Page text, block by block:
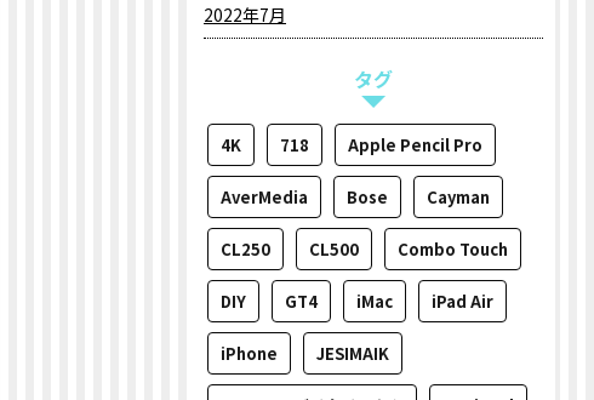
2022年7月
タグ
4K 718 Apple Pencil Pro
AverMedia Bose Cayman
CL250 CL500 Combo Touch
DIY GT4 iMac iPad Air
iPhone JESIMAIK